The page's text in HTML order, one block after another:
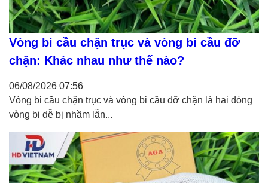
Vòng bi cầu chặn trục và vòng bi cầu đỡ
chặn: Khác nhau như thế nào?
06/08/2026 07:56
Vòng bi cầu chặn trục và vòng bi cầu đỡ chặn là hai dòng
vòng bi dễ bị nhầm lẫn...